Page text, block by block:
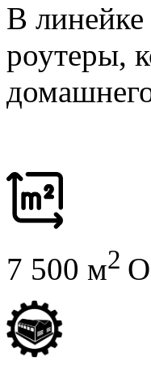
В
роутеры,
7 500 м2